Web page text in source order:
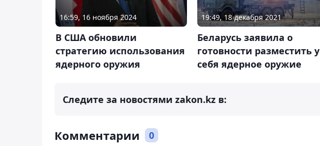
16:59, 16 ноября 2024
В США обновили
стратегию использования
ядерного оружия
19:49, 18 декабря 2021
Беларусь заявила о
готовности разместить у
себя ядерное оружие
Следите за новостями zakon.kz в:
Комментарии 0